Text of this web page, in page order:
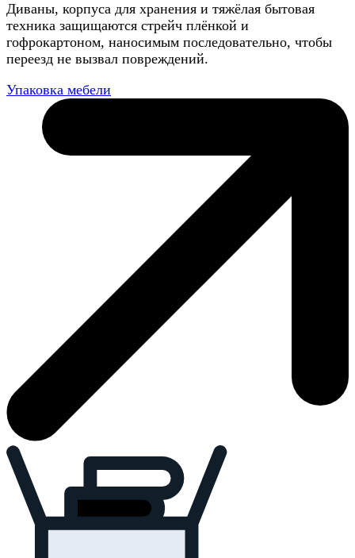
Диваны, корпуса для хранения и тяжёлая бытовая
техника защищаются стрейч плёнкой и
гофрокартоном, наносимым последовательно, чтобы
переезд не вызвал повреждений.
Упаковка мебели